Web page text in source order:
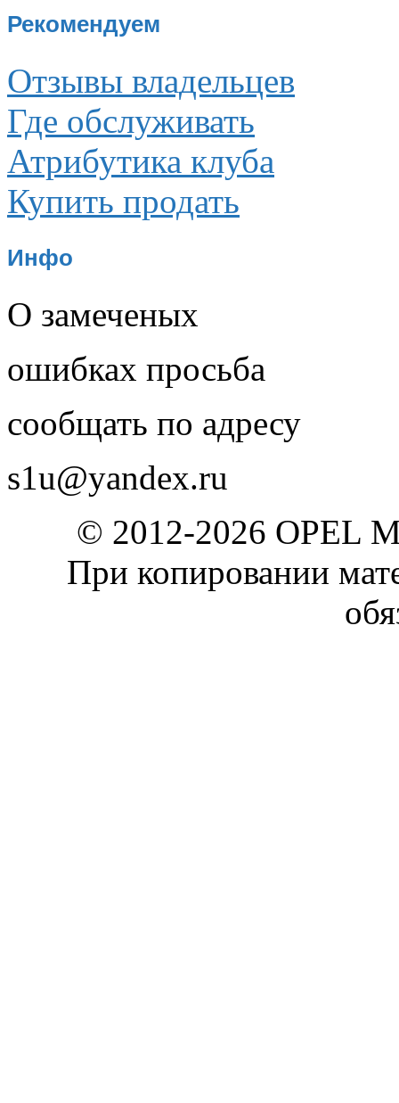
Рекомендуем
Отзывы владельцев
Где обслуживать
Атрибутика клуба
Купить продать
Инфо
О замеченых
ошибках просьба
сообщать по адресу
s1u@yandex.ru
© 2012-2026 OPEL
При копировании